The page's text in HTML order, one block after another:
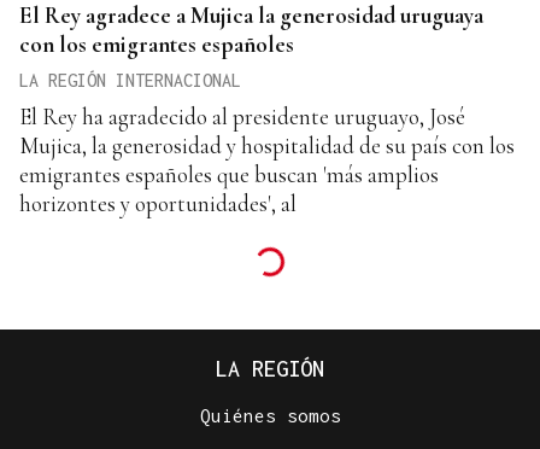
El Rey agradece a Mujica la generosidad uruguaya
con los emigrantes españoles
LA REGIÓN INTERNACIONAL
El Rey ha agradecido al presidente uruguayo, José
Mujica, la generosidad y hospitalidad de su país con los
emigrantes españoles que buscan 'más amplios
horizontes y oportunidades', al
LA REGIÓN
Quiénes somos